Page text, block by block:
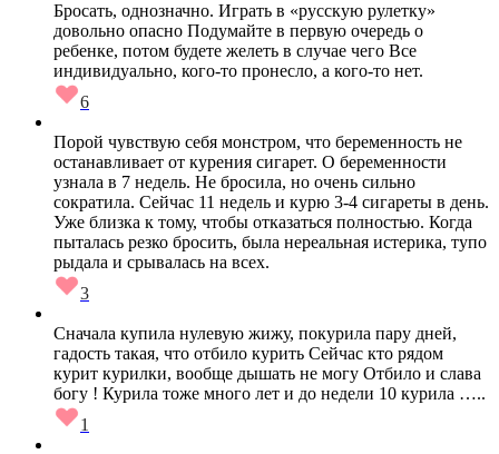
Бросать, однозначно. Играть в «русскую рулетку»
довольно опасно Подумайте в первую очередь о
ребенке, потом будете желеть в случае чего Все
индивидуально, кого-то пронесло, а кого-то нет.
6
Порой чувствую себя монстром, что беременность не
останавливает от курения сигарет. О беременности
узнала в 7 недель. Не бросила, но очень сильно
сократила. Сейчас 11 недель и курю 3-4 сигареты в день.
Уже близка к тому, чтобы отказаться полностью. Когда
пыталась резко бросить, была нереальная истерика, тупо
рыдала и срывалась на всех.
3
Сначала купила нулевую жижу, покурила пару дней,
гадость такая, что отбило курить Сейчас кто рядом
курит курилки, вообще дышать не могу Отбило и слава
богу ! Курила тоже много лет и до недели 10 курила …..
1